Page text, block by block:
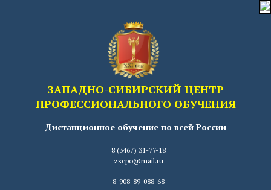
ЗАПАДНО-СИБИРСКИЙ ЦЕНТР
ПРОФЕССИОНАЛЬНОГО ОБУЧЕНИЯ
Дистанционное обучение по всей России
8 (3467) 31-77-18
zscpo@mail.ru
8-908-89-088-68